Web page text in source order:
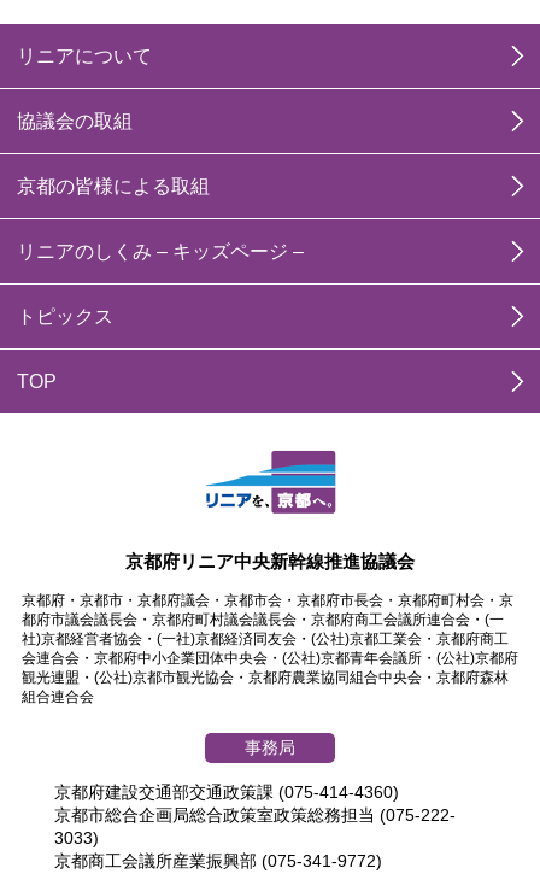
リニアについて
協議会の取組
京都の皆様による取組
リニアのしくみ – キッズページ –
トピックス
TOP
京都府リニア中央新幹線推進協議会
京都府・京都市・京都府議会・京都市会・京都府市長会・京都府町村会・京
都府市議会議長会・京都府町村議会議長会・京都府商工会議所連合会・(一
社)京都経営者協会・(一社)京都経済同友会・(公社)京都工業会・京都府商工
会連合会・京都府中小企業団体中央会・(公社)京都青年会議所・(公社)京都府
観光連盟・(公社)京都市観光協会・京都府農業協同組合中央会・京都府森林
組合連合会
事務局
京都府建設交通部交通政策課 (075-414-4360)
京都市総合企画局総合政策室政策総務担当 (075-222-
3033)
京都商工会議所産業振興部 (075-341-9772)